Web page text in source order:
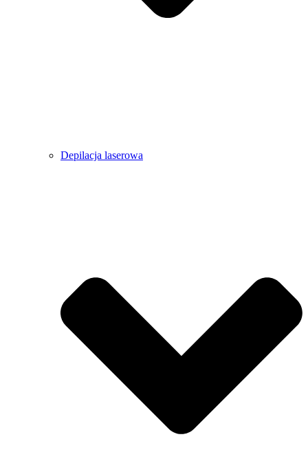
Depilacja laserowa